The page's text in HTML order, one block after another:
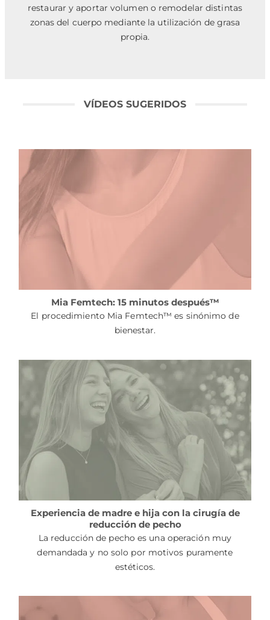
restaurar y aportar volumen o remodelar distintas
zonas del cuerpo mediante la utilización de grasa
propia.
VÍDEOS SUGERIDOS
Mia Femtech: 15 minutos después™
El procedimiento Mia Femtech™ es sinónimo de
bienestar.
Experiencia de madre e hija con la cirugía de
reducción de pecho
La reducción de pecho es una operación muy
demandada y no solo por motivos puramente
estéticos.